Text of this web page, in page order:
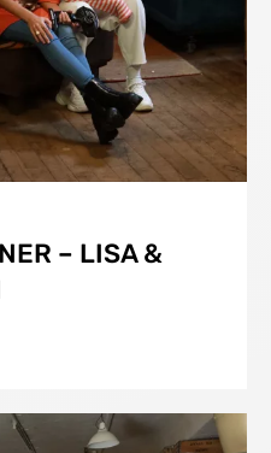
– LISA &